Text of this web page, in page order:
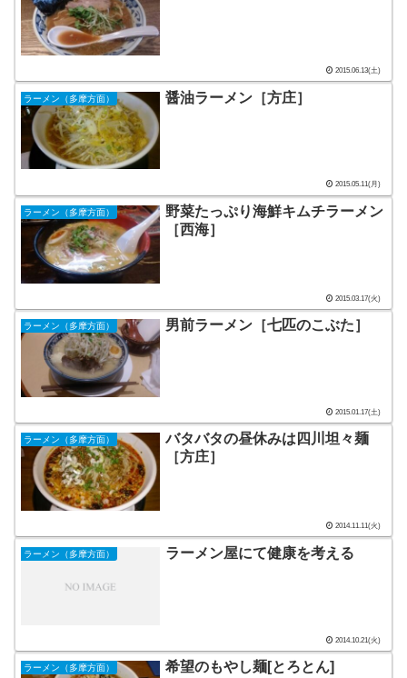
2015.06.13(土)
ラーメン（多摩方面） 醤油ラーメン［方庄］
2015.05.11(月)
ラーメン（多摩方面）
野菜たっぷり海鮮キムチラーメン
［西海］
2015.03.17(火)
ラーメン（多摩方面） 男前ラーメン［七匹のこぶた］
2015.01.17(土)
ラーメン（多摩方面）
バタバタの昼休みは四川坦々麺
［方庄］
2014.11.11(火)
ラーメン（多摩方面） ラーメン屋にて健康を考える
2014.10.21(火)
ラーメン（多摩方面） 希望のもやし麺[とろとん]